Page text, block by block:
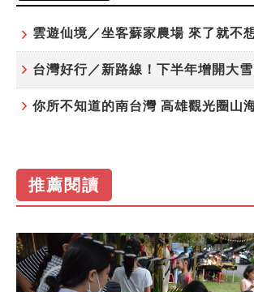
雲遊仙境／坐客蘇家農場 來了就不
你所不知道的南台灣 高雄觀光圈山
推薦閱讀